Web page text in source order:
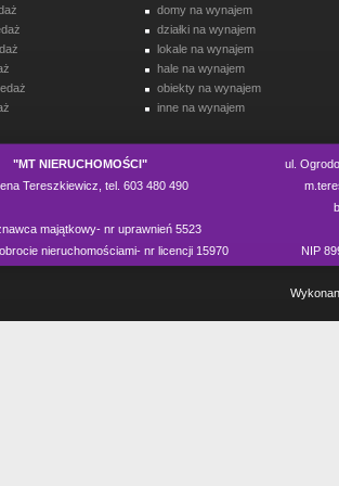
domy na wynajem
działki na wynajem
lokale na wynajem
hale na wynajem
obiekty na wynajem
inne na wynajem
"MT NIERUCHOMOŚCI"
Tereszkiewicz, tel. 603 480 490
majątkowy- nr uprawnień 5523
nieruchomościami- nr licencji 15970
ul.
NIP